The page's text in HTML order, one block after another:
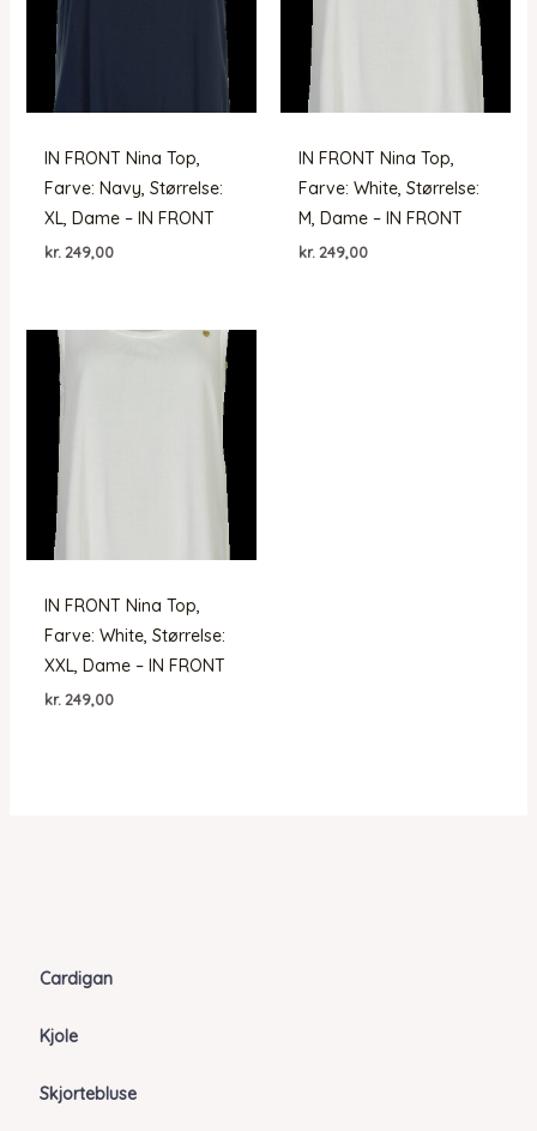
Cardigan
Kjole
Skjortebluse
IN FRONT Nina Top,
Farve: Navy, Størrelse:
XL, Dame – IN FRONT
kr.249,00
IN FRONT Nina Top,
Farve: White, Størrelse:
M, Dame – IN FRONT
kr.249,00
IN FRONT Nina Top,
Farve: White, Størrelse:
XXL, Dame – IN FRONT
kr.249,00